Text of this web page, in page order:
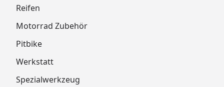
Reifen
Motorrad Zubehör
Pitbike
Werkstatt
Spezialwerkzeug